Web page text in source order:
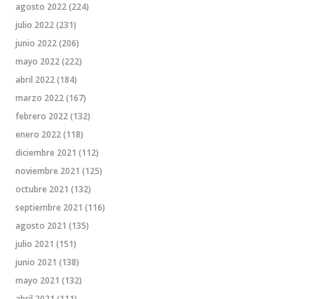
agosto 2022(224)
julio 2022(231)
junio 2022(206)
mayo 2022(222)
abril 2022(184)
marzo 2022(167)
febrero 2022(132)
enero 2022(118)
diciembre 2021 (112)
noviembre 2021 (125)
octubre 2021 (132)
septiembre 2021 (116)
agosto 2021 (135)
julio 2021 (151)
junio 2021 (138)
mayo 2021 (132)